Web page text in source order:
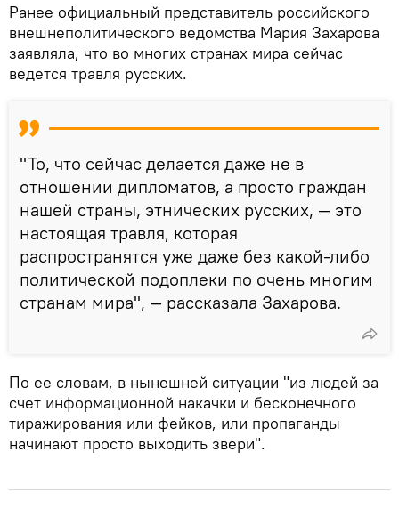
Ранее официальный представитель российского
внешнеполитического ведомства Мария Захарова
заявляла, что во многих странах мира сейчас
ведется травля русских.
"То, что сейчас делается даже не в
отношении дипломатов, а просто граждан
нашей страны, этнических русских, — это
настоящая травля, которая
распространятся уже даже без какой-либо
политической подоплеки по очень многим
странам мира", — рассказала Захарова.
По ее словам, в нынешней ситуации "из людей за
счет информационной накачки и бесконечного
тиражирования или фейков, или пропаганды
начинают просто выходить звери".